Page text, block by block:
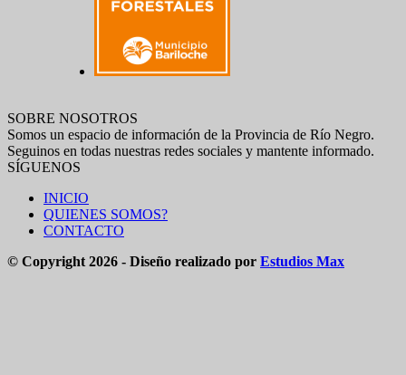
SOBRE NOSOTROS
Somos un espacio de información de la Provincia de Río Negro.
Seguinos en todas nuestras redes sociales y mantente informado.
SÍGUENOS
INICIO
QUIENES SOMOS?
CONTACTO
© Copyright 2026 - Diseño realizado por Estudios Max